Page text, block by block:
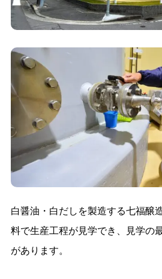
白醤油・白だしを製造する七福醸
料で生産工程が見学でき、見学の
があります。